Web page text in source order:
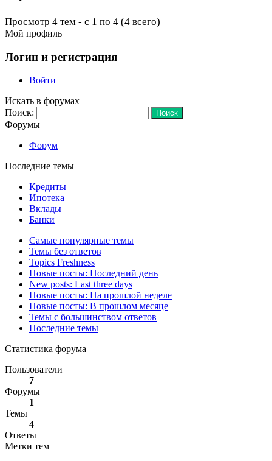
Просмотр 4 тем - с 1 по 4 (4 всего)
Мой профиль
Логин и регистрация
Войти
Искать в форумах
Поиск:
Форумы
Форум
Последние темы
Кредиты
Ипотека
Вклады
Банки
Самые популярные темы
Темы без ответов
Topics Freshness
Новые посты: Последний день
New posts: Last three days
Новые посты: На прошлой неделе
Новые посты: В прошлом месяце
Темы с большинством ответов
Последние темы
Статистика форума
Пользователи
7
Форумы
1
Темы
4
Ответы
Метки тем